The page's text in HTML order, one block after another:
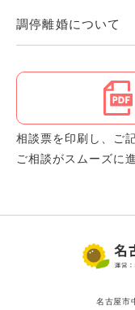
調停離婚について
相談票を印刷し、ご
ご相談がスムーズに
名古屋市